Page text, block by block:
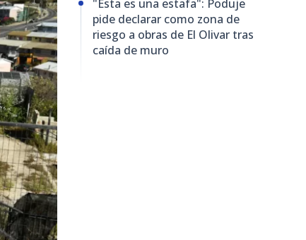
"Esta es una estafa": Poduje
pide declarar como zona de
riesgo a obras de El Olivar tras
caída de muro